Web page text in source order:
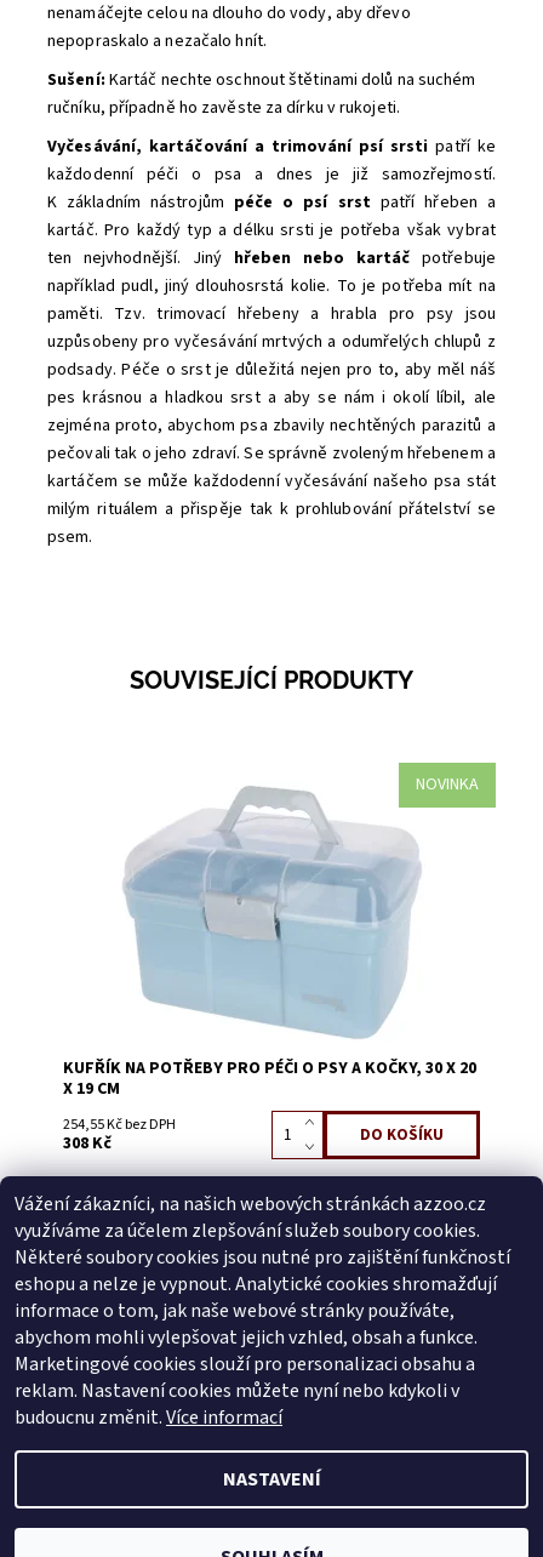
nenamáčejte celou na dlouho do vody, aby dřevo
nepopraskalo a nezačalo hnít.
Sušení: Kartáč nechte oschnout štětinami dolů na suchém
ručníku, případně ho zavěste za dírku v rukojeti.
Vyčesávání, kartáčování a trimování psí srsti patří ke
každodenní péči o psa a dnes je již samozřejmostí.
K základním nástrojům péče o psí srstpatří hřeben a
kartáč. Pro každý typ a délku srsti je potřeba však vybrat
ten nejvhodnější. Jiný hřeben nebo kartáč potřebuje
například pudl, jiný dlouhosrstá kolie. To je potřeba mít na
paměti. Tzv. trimovací hřebeny a hrabla pro psy jsou
uzpůsobeny pro vyčesávání mrtvých a odumřelých chlupů z
podsady. Péče o srst je důležitá nejen pro to, aby měl náš
pes krásnou a hladkou srst a aby se nám i okolí líbil, ale
zejména proto, abychom psa zbavily nechtěných parazitů a
pečovali tak o jeho zdraví. Se správně zvoleným hřebenem a
kartáčem se může každodenní vyčesávání našeho psa stát
milým rituálem a přispěje tak k prohlubování přátelství se
psem.
SOUVISEJÍCÍ PRODUKTY
NOVINKA
Skladem 1
56188C
KUFŘÍK NA POTŘEBY PRO PÉČI O PSY A KOČKY, 30 X 20
X 19 CM
254,55 Kč bez DPH
308 Kč
Buďte první, kdo napíše příspěvek k této položce.
Přidat komentář
Buďte první, kdo napíše příspěvek k této položce.
Přidat hodnocení
Zboží.cz | Heureka.cz
2026 © AZ ZOO, všechna práva vyhrazena
Vytvořil Shoptet
Vážení zákazníci, na našich webových stránkách azzoo.cz
využíváme za účelem zlepšování služeb soubory cookies.
Některé soubory cookies jsou nutné pro zajištění funkčností
eshopu a nelze je vypnout. Analytické cookies shromažďují
informace o tom, jak naše webové stránky používáte,
abychom mohli vylepšovat jejich vzhled, obsah a funkce.
Marketingové cookies slouží pro personalizaci obsahu a
reklam. Nastavení cookies můžete nyní nebo kdykoli v
budoucnu změnit.Více informací
NASTAVENÍ